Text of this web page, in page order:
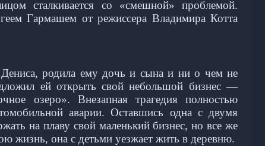
сталкивается со «смешной» проблемой.
Гармашем от режиссера Владимира Котта
родила ему дочь и сына и ни о чем не
ей открыть свой небольшой бизнес —
озеро». Внезапная трагедия полностью
аварии. Оставшись одна с двумя
на плаву свой маленький бизнес, но все же
жизнь, она с детьми уезжает жить в деревню.